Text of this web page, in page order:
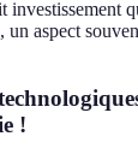
investissement
un aspect
!